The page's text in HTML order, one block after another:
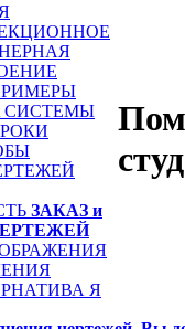
СИСТЕМЫ
ЗАКАЗ и
Я